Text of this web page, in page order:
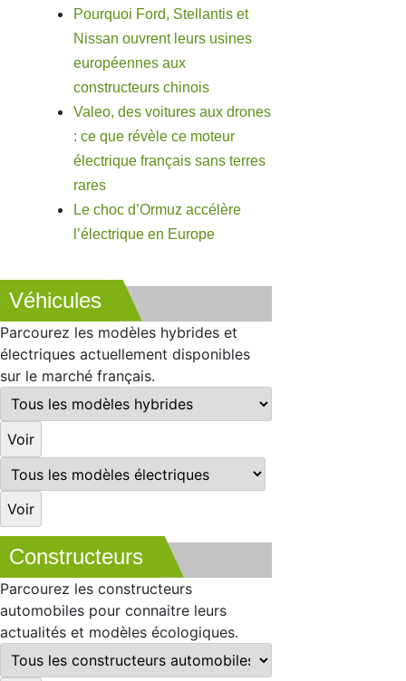
Pourquoi Ford, Stellantis et
Nissan ouvrent leurs usines
européennes aux
constructeurs chinois
Valeo, des voitures aux drones
: ce que révèle ce moteur
électrique français sans terres
rares
Le choc d’Ormuz accélère
l’électrique en Europe
Véhicules
Parcourez les modèles hybrides et
électriques actuellement disponibles
sur le marché français.
Constructeurs
Parcourez les constructeurs
automobiles pour connaitre leurs
actualités et modèles écologiques.